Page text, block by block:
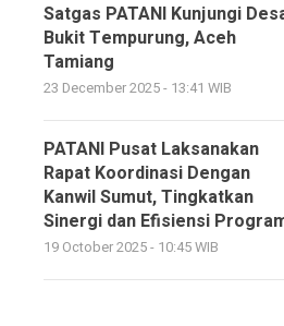
Satgas PATANI Kunjungi
Bukit Tempurung, Aceh
Tamiang
23 December 2025 - 13:41 WIB
PATANI Pusat Laksanakan
Rapat Koordinasi Dengan
Kanwil Sumut, Tingkatkan
Sinergi dan Efisiensi
19 October 2025 - 10:45 WIB